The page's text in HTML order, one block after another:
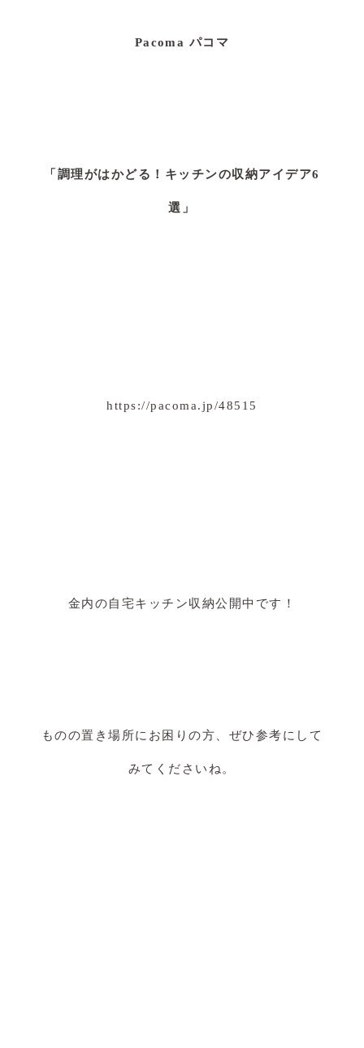
Pacoma パコマ
「調理がはかどる！キッチンの収納アイデア6
選」
https://pacoma.jp/48515
金内の自宅キッチン収納公開中です！
ものの置き場所にお困りの方、ぜひ参考にして
みてくださいね。